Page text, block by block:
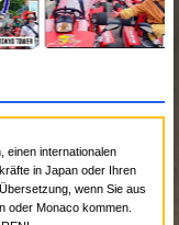
einen internationalen
in Japan oder Ihren
wenn Sie aus
oder Monaco kommen.